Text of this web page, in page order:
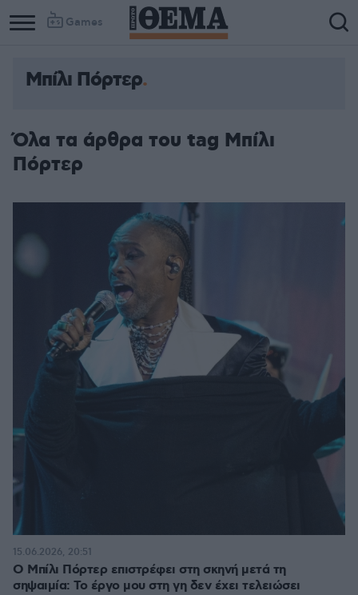
Games
Μπίλι Πόρτερ
Όλα τα άρθρα του tag Μπίλι
Πόρτερ
Ο Μπίλι Πόρτερ επιστρέφει στη σκηνή μετά τη
σηψαιμία: Το έργο μου στη γη δεν έχει τελειώσει
15.06.2026, 20:51